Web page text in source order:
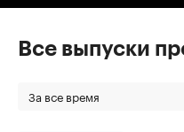
Все выпуски
За все время